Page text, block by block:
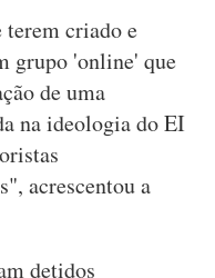
terem criado e
grupo 'online' que
de uma
na ideologia do EI
acrescentou a
detidos